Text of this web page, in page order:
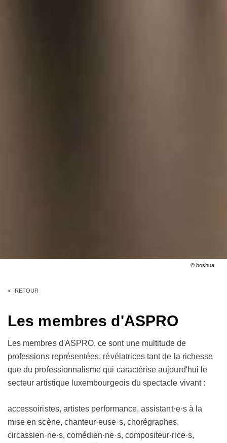
© boshua
RETOUR
Les membres d'ASPRO
Les membres d'ASPRO, ce sont une multitude de
professions représentées, révélatrices tant de la richesse
que du professionnalisme qui caractérise aujourd'hui le
secteur artistique luxembourgeois du spectacle vivant :
accessoiristes, artistes performance, assistant·e·s à la
mise en scène, chanteur·euse·s, chorégraphes,
circassien·ne·s, comédien·ne·s, compositeur·rice·s,